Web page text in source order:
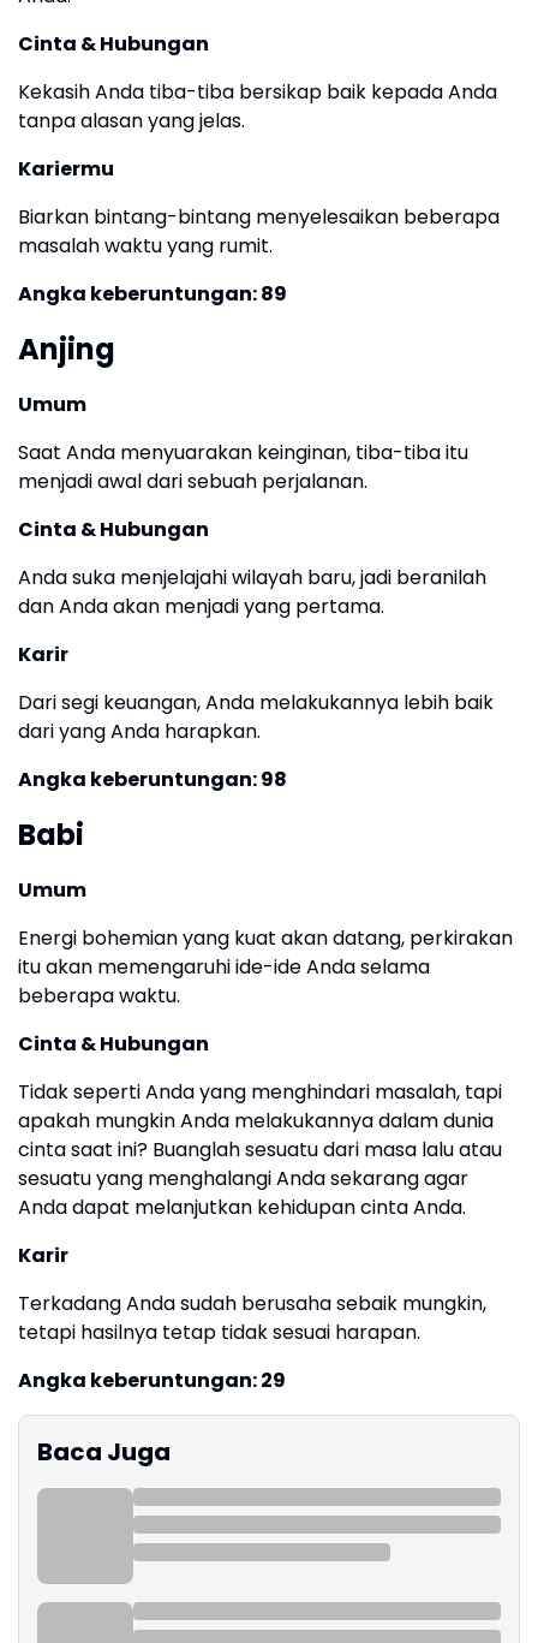
Cinta & Hubungan
Kekasih Anda tiba-tiba bersikap baik kepada Anda
tanpa alasan yang jelas.
Kariermu
Biarkan bintang-bintang menyelesaikan beberapa
masalah waktu yang rumit.
Angka keberuntungan: 89
Anjing
Umum
Saat Anda menyuarakan keinginan, tiba-tiba itu
menjadi awal dari sebuah perjalanan.
Cinta & Hubungan
Anda suka menjelajahi wilayah baru, jadi beranilah
dan Anda akan menjadi yang pertama.
Karir
Dari segi keuangan, Anda melakukannya lebih baik
dari yang Anda harapkan.
Angka keberuntungan: 98
Babi
Umum
Energi bohemian yang kuat akan datang, perkirakan
itu akan memengaruhi ide-ide Anda selama
beberapa waktu.
Cinta & Hubungan
Tidak seperti Anda yang menghindari masalah, tapi
apakah mungkin Anda melakukannya dalam dunia
cinta saat ini? Buanglah sesuatu dari masa lalu atau
sesuatu yang menghalangi Anda sekarang agar
Anda dapat melanjutkan kehidupan cinta Anda.
Karir
Terkadang Anda sudah berusaha sebaik mungkin,
tetapi hasilnya tetap tidak sesuai harapan.
Angka keberuntungan: 29
Baca Juga